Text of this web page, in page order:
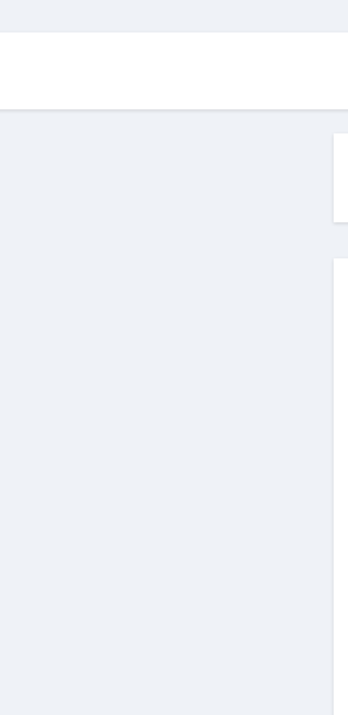
します【健康】
量した、私の痩せる9つの習慣 | レシ
学から読み解く生き方
の関係と見分け方を解説
兆現象を徹底解説【2026】
ース記念キャンペーン【ムームードメ
アプリ
訳・申告書記載方法
なった理由です。国民は●●をしな
てみた！ズボラ株投資
グSNS共通
#shorts